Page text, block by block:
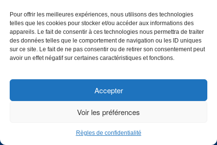
Pour offrir les meilleures expériences, nous utilisons des technologies
telles que les cookies pour stocker et/ou accéder aux informations des
appareils. Le fait de consentir à ces technologies nous permettra de traiter
des données telles que le comportement de navigation ou les ID uniques
sur ce site. Le fait de ne pas consentir ou de retirer son consentement peut
avoir un effet négatif sur certaines caractéristiques et fonctions.
Accepter
Voir les préférences
Règles de confidentialité
d’administration
Le Collège de
Maisonneuve
est
CHOISISSEZ UN PROFIL